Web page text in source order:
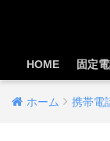
HOME 固定
ホーム 携帯電